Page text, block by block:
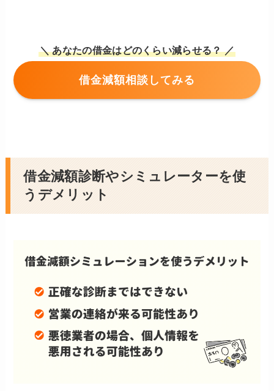
＼ あなたの借金はどのくらい減らせる？ ／
借金減額相談してみる
借金減額診断やシミュレーターを使
うデメリット